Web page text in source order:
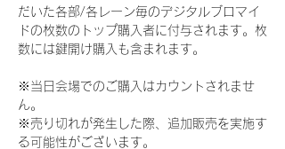
だいた各部/各レーン毎のデジタルブロマイ
ドの枚数のトップ購入者に付与されます。枚
数には鍵開け購入も含まれます。
※当日会場でのご購入はカウントされませ
ん。
※売り切れが発生した際、追加販売を実施す
る可能性がございます。